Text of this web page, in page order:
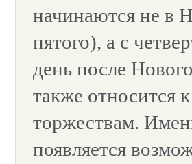
начинаются не в
пятого), а с
день после
также относится
торжествам.
появляется